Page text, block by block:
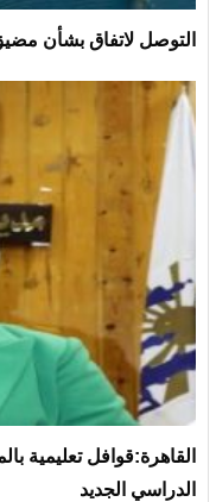
التوصل لاتفاق بشأن
القاهرة:قوافل تعليمية
الدراسي الجديد